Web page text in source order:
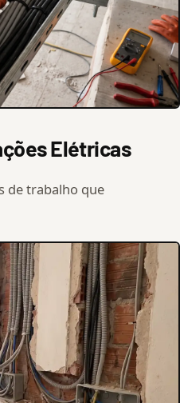
Elétricas
de trabalho que